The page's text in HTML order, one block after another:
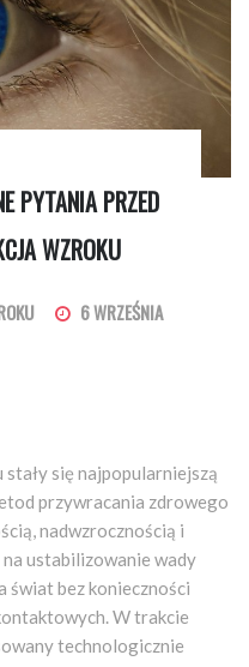
PYTANIA PRZED
WZROKU
6 WRZEŚNIA
się najpopularniejszą
przywracania zdrowego
nadwzrocznością i
ustabilizowanie wady
świat bez konieczności
W trakcie
technologicznie